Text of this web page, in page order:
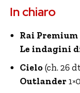
In chiaro
Rai Premium
Le indagini
Cielo (ch. 26
Outlander